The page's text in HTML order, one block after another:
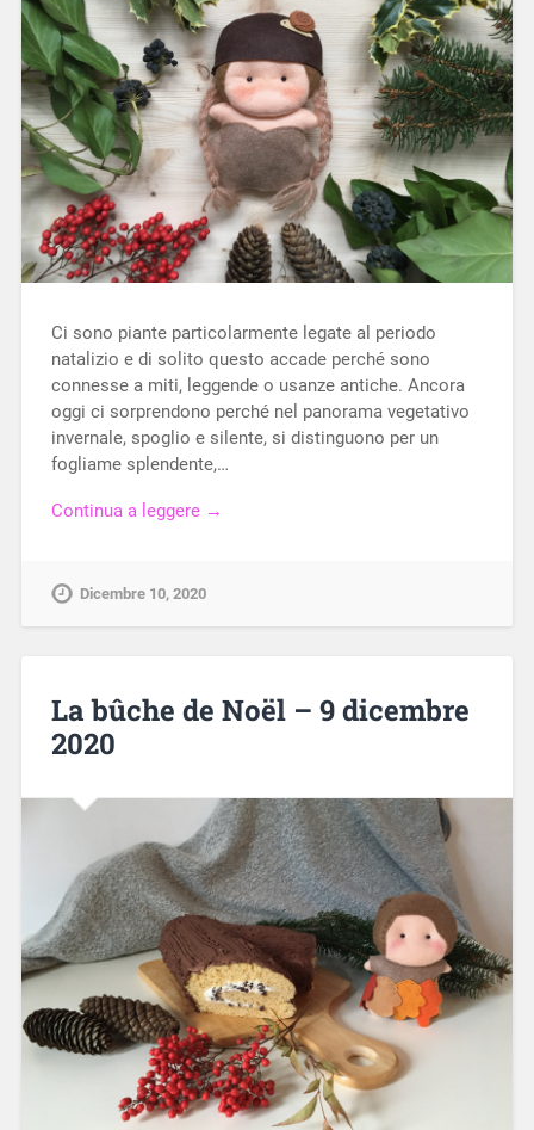
Ci sono piante particolarmente legate al periodo
natalizio e di solito questo accade perché sono
connesse a miti, leggende o usanze antiche. Ancora
oggi ci sorprendono perché nel panorama vegetativo
invernale, spoglio e silente, si distinguono per un
fogliame splendente,…
Continua a leggere →
Dicembre 10, 2020
La bûche de Noël – 9 dicembre
2020